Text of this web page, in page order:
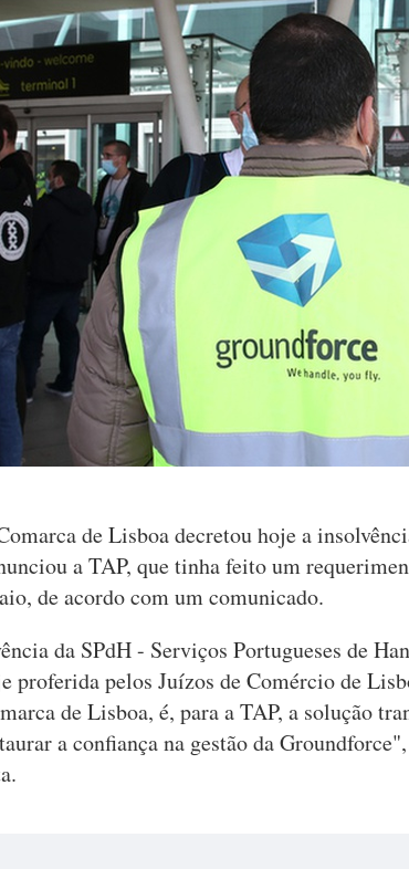
de Lisboa decretou hoje a
a TAP, que tinha feito um
de acordo com um comunicado.
da SPdH - Serviços Portugueses de
proferida pelos Juízos de Comércio de
de Lisboa, é, para a TAP, a solução
a confiança na gestão da